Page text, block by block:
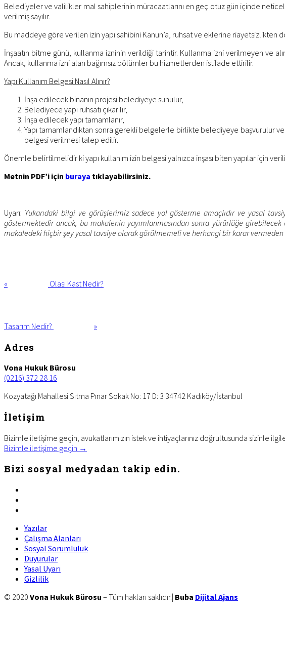
Belediyeler ve valilikler mal sahiplerinin müracaatlarını en geç otuz gün içinde
verilmiş sayılır.
Bu maddeye göre verilen izin yapı sahibini Kanun’a, ruhsat ve eklerine
İnşaatın bitme günü, kullanma izninin verildiği tarihtir. Kullanma izni verilmeyen ve
Ancak, kullanma izni alan bağımsız bölümler bu hizmetlerden istifade ettirilir.
Yapı Kullanım Belgesi Nasıl Alınır?
İnşa edilecek binanın projesi belediyeye sunulur,
Belediyece yapı ruhsatı çıkarılır,
İnşa edilecek yapı tamamlanır,
Yapı tamamlandıktan sonra gerekli belgelerle birlikte belediyeye başvurulur ve
belgesi verilmesi talep edilir.
Önemle belirtilmelidir ki yapı kullanım izin belgesi yalnızca inşası biten yapılar için
Metnin PDF’i için buraya tıklayabilirsiniz.
Uyarı: Yukarıdaki bilgi ve görüşlerimiz sadece yol gösterme amaçlıdır ve yasal
göstermektedir ancak, bu makalenin yayımlanmasından sonra yürürlüğe
makaledeki hiçbir şey yasal tavsiye olarak görülmemeli ve herhangi bir karar
«
Olası Kast Nedir?
Tasarım Nedir? »
Footer
Adres
Vona Hukuk Bürosu
(0216) 372 28 16
Kozyatağı Mahallesi Sıtma Pınar Sokak No: 17 D: 3 34742 Kadıköy/İstanbul
İletişim
Bizimle iletişime geçin, avukatlarımızın istek ve ihtiyaçlarınız doğrultusunda sizinle
Bizimle iletişime geçin →
Bizi sosyal medyadan takip edin.
Yazılar
Çalışma Alanları
Sosyal Sorumluluk
Duyurular
Yasal Uyarı
Gizlilik
Site
© 2020 Vona Hukuk Bürosu – Tüm hakları saklıdır.| Buba Dijital Ajans